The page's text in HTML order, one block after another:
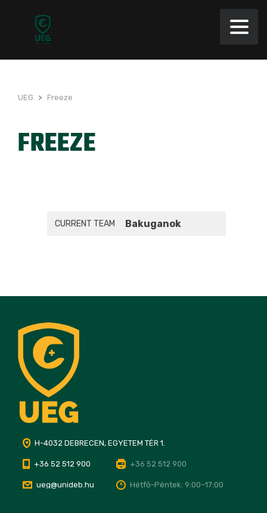
UEG > Freeze
FREEZE
CURRENT TEAM Bakuganok
H-4032 DEBRECEN, EGYETEM TÉR 1.
+36 52 512 900 +36 52 512 900
ueg@unideb.hu Hétfő–Péntek: 9:00–17:00